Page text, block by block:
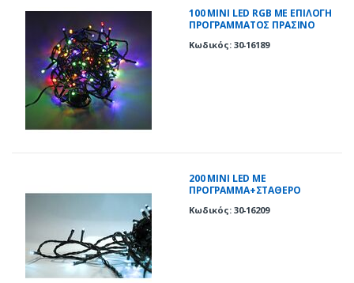
100 ΜΙΝΙ LED RGB ΜΕ ΕΠΙΛΟΓΗ
ΠΡΟΓΡΑΜΜΑΤΟΣ ΠΡΑΣΙΝΟ
Κωδικός: 30-16189
200 ΜΙΝΙ LED ΜΕ
ΠΡΟΓΡΑΜΜΑ+ΣΤΑΘΕΡΟ
Κωδικός: 30-16209